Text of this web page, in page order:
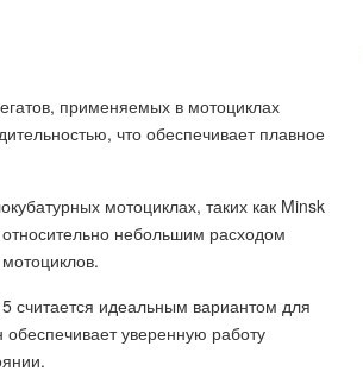
применяемых в мотоциклах
что обеспечивает плавное
мотоциклах, таких как Minsk
небольшим расходом
считается идеальным вариантом для
уверенную работу